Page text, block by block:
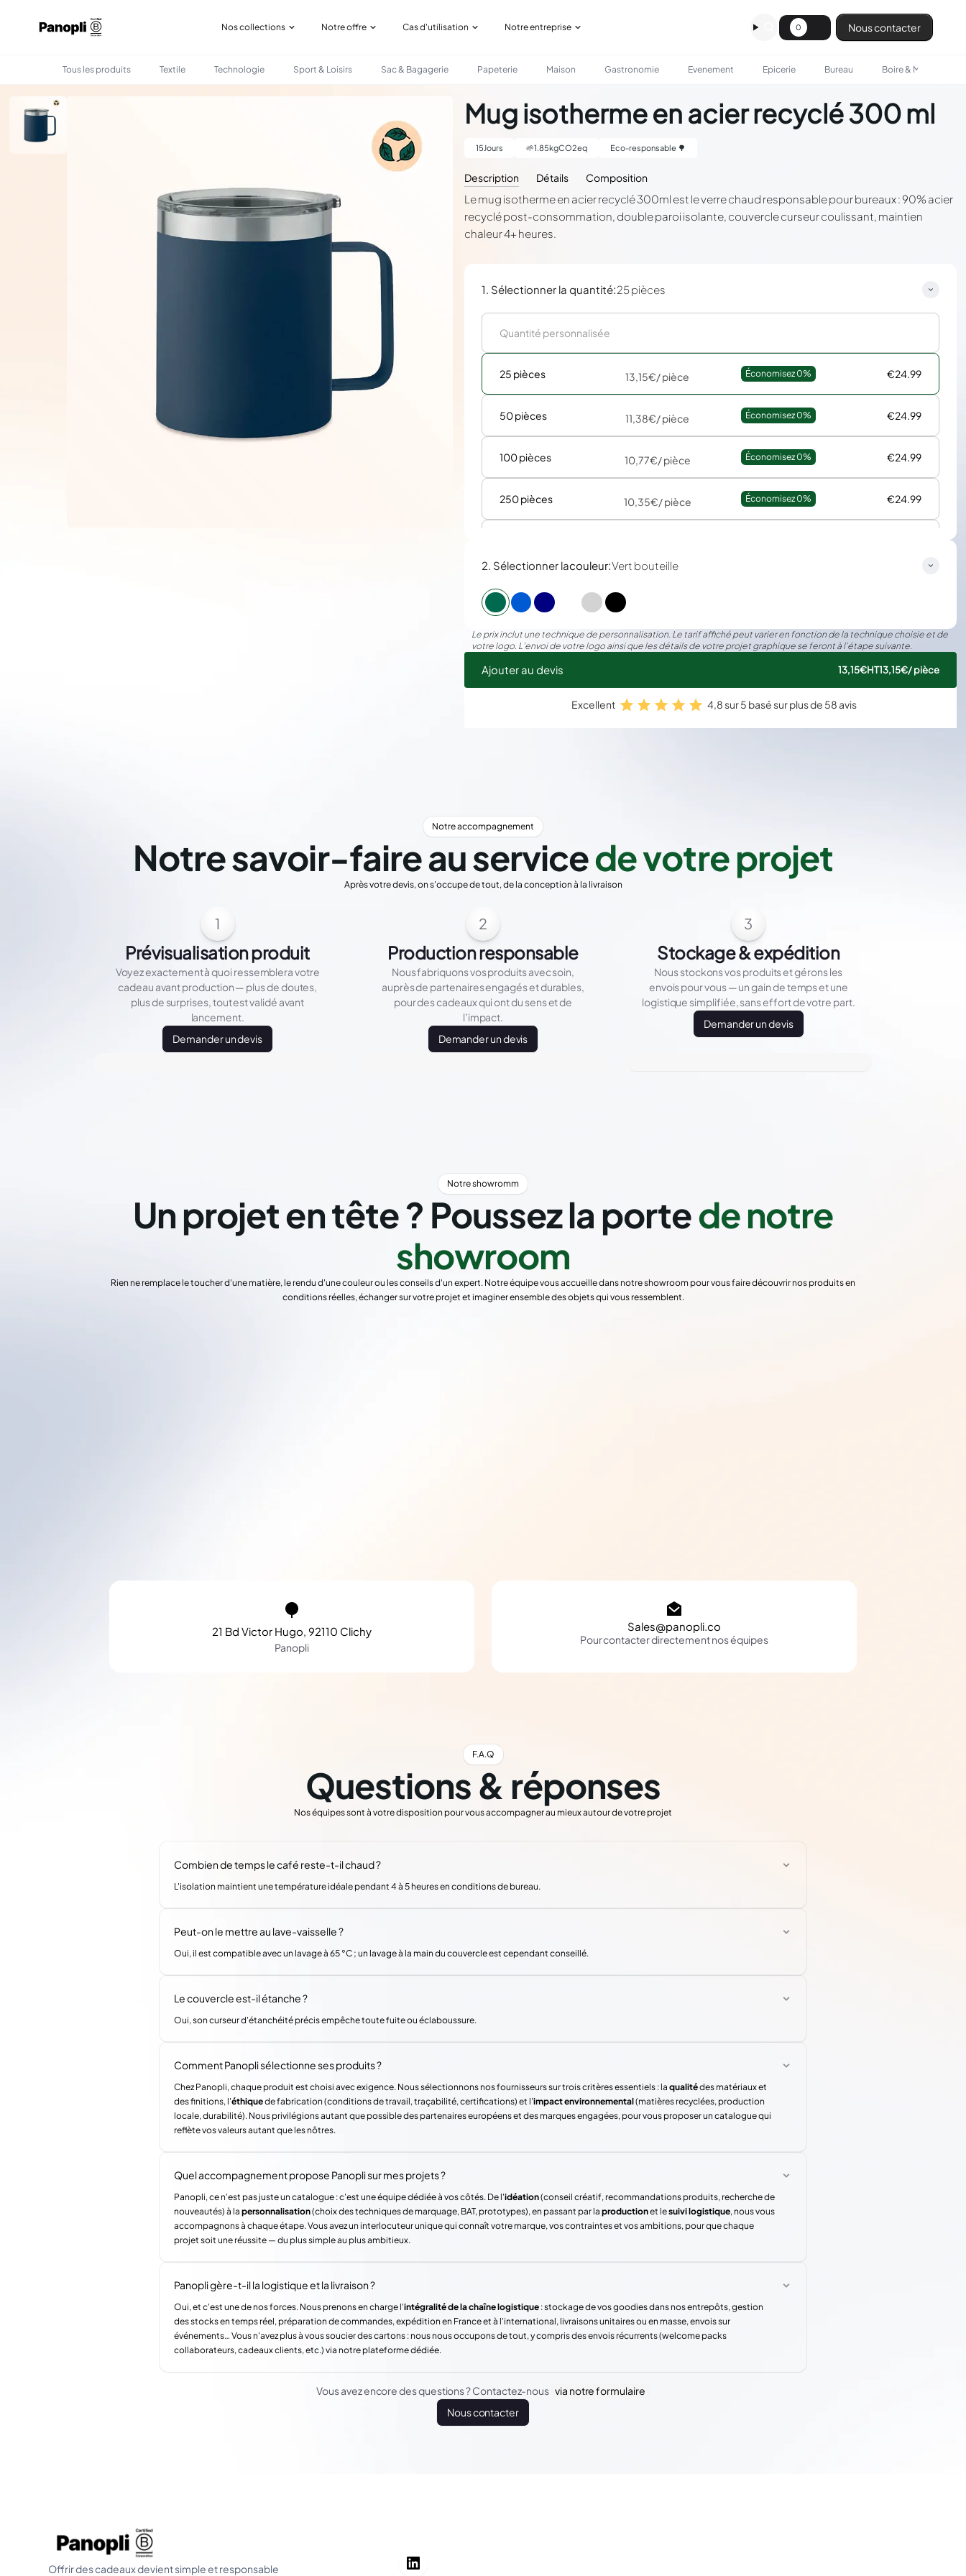
Nos collections Notre offre Cas d'utilisation Notre entreprise 0 Nous contacter
Tous les produits Textile Technologie Sport & Loisirs Sac & Bagagerie Papeterie Maison Gastronomie Evenement Epicerie Bureau Boire & Manger
BOIRE & MANGER MUG ISOTHERME EN ACIER RECYCLÉ 300 ML
Mug isotherme en acier recyclé 300 ml
15 Jours 🌱1.85kgCO2eq Eco-responsable 🌳
Description Détails Composition
Le mug isotherme en acier recyclé 300ml est le verre chaud responsable pour bureaux : 90% acier
recyclé post-consommation, double paroi isolante, couvercle curseur coulissant, maintien
chaleur 4+ heures.
1. Sélectionner la quantité:25 pièces
25 pièces 13,15€/ pièce Économisez 0% €24.99
50 pièces 11,38€/ pièce Économisez 0% €24.99
100 pièces 10,77€/ pièce Économisez 0% €24.99
250 pièces 10,35€/ pièce Économisez 0% €24.99
2. Sélectionner lacouleur:Vert bouteille
Le prix inclut une technique de personnalisation. Le tarif affiché peut varier en fonction de la technique choisie et de
votre logo. L’envoi de votre logo ainsi que les détails de votre projet graphique se feront à l’étape suivante.
Ajouter au devis 13,15€HT13,15€/ pièce
Excellent 4,8 sur 5 basé sur plus de 58 avis
Notre accompagnement
Notre savoir-faire au servicede votre projet
Après votre devis, on s'occupe de tout, de la conception à la livraison
1
Prévisualisation produit
Voyez exactement à quoi ressemblera votre
cadeau avant production — plus de doutes,
plus de surprises, tout est validé avant
lancement.
Demander un devis
2
Production responsable
Nous fabriquons vos produits avec soin,
auprès de partenaires engagés et durables,
pour des cadeaux qui ont du sens et de
l’impact.
Demander un devis
3
Stockage & expédition
Nous stockons vos produits et gérons les
envois pour vous — un gain de temps et une
logistique simplifiée, sans effort de votre part.
Demander un devis
Notre showromm
Un projet en tête ? Poussez la portede notre
showroom
Rien ne remplace le toucher d'une matière, le rendu d'une couleur ou les conseils d'un expert. Notre équipe vous accueille dans notre showroom pour vous faire découvrir nos produits en
conditions réelles, échanger sur votre projet et imaginer ensemble des objets qui vous ressemblent.
21 Bd Victor Hugo, 92110 Clichy
Panopli
Sales@panopli.co
Pour contacter directement nos équipes
F.A.Q
Questions & réponses
Nos équipes sont à votre disposition pour vous accompagner au mieux autour de votre projet
Combien de temps le café reste-t-il chaud ?
L'isolation maintient une température idéale pendant 4 à 5 heures en conditions de bureau.
Peut-on le mettre au lave-vaisselle ?
Oui, il est compatible avec un lavage à 65 °C ; un lavage à la main du couvercle est cependant conseillé.
Le couvercle est-il étanche ?
Oui, son curseur d'étanchéité précis empêche toute fuite ou éclaboussure.
Comment Panopli sélectionne ses produits ?
Chez Panopli, chaque produit est choisi avec exigence. Nous sélectionnons nos fournisseurs sur trois critères essentiels : la qualitédes matériaux et
des finitions, l'éthiquede fabrication (conditions de travail, traçabilité, certifications) et l'impact environnemental(matières recyclées, production
locale, durabilité). Nous privilégions autant que possible des partenaires européens et des marques engagées, pour vous proposer un catalogue qui
reflète vos valeurs autant que les nôtres.
Quel accompagnement propose Panopli sur mes projets ?
Panopli, ce n'est pas juste un catalogue : c'est une équipe dédiée à vos côtés. De l'idéation(conseil créatif, recommandations produits, recherche de
nouveautés) à la personnalisation(choix des techniques de marquage, BAT, prototypes), en passant par la productionet lesuivi logistique, nous vous
accompagnons à chaque étape. Vous avez un interlocuteur unique qui connaît votre marque, vos contraintes et vos ambitions, pour que chaque
projet soit une réussite — du plus simple au plus ambitieux.
Panopli gère-t-il la logistique et la livraison ?
Oui, et c'est une de nos forces. Nous prenons en charge l'intégralité de la chaîne logistique : stockage de vos goodies dans nos entrepôts, gestion
des stocks en temps réel, préparation de commandes, expédition en France et à l'international, livraisons unitaires ou en masse, envois sur
événements… Vous n'avez plus à vous soucier des cartons : nous nous occupons de tout, y compris des envois récurrents (welcome packs
collaborateurs, cadeaux clients, etc.) via notre plateforme dédiée.
Vous avez encore des questions ? Contactez-nous via notre formulaire
Nous contacter
Offrir des cadeaux devient simple et responsable